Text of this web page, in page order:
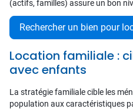
(actifs, familles) assure un bon
Rechercher un bien pour
Location familiale :
avec enfants
La stratégie familiale cible les
population aux caractéristiques